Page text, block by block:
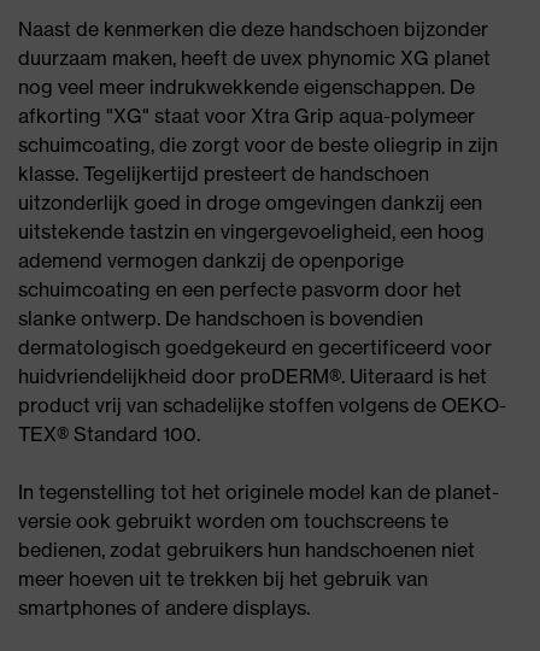
Naast de kenmerken die deze handschoen bijzonder
duurzaam maken, heeft de uvex phynomic XG planet
nog veel meer indrukwekkende eigenschappen. De
afkorting "XG" staat voor Xtra Grip aqua-polymeer
schuimcoating, die zorgt voor de beste oliegrip in zijn
klasse. Tegelijkertijd presteert de handschoen
uitzonderlijk goed in droge omgevingen dankzij een
uitstekende tastzin en vingergevoeligheid, een hoog
ademend vermogen dankzij de openporige
schuimcoating en een perfecte pasvorm door het
slanke ontwerp. De handschoen is bovendien
dermatologisch goedgekeurd en gecertificeerd voor
huidvriendelijkheid door proDERM®. Uiteraard is het
product vrij van schadelijke stoffen volgens de OEKO-
TEX® Standard 100.
In tegenstelling tot het originele model kan de planet-
versie ook gebruikt worden om touchscreens te
bedienen, zodat gebruikers hun handschoenen niet
meer hoeven uit te trekken bij het gebruik van
smartphones of andere displays.